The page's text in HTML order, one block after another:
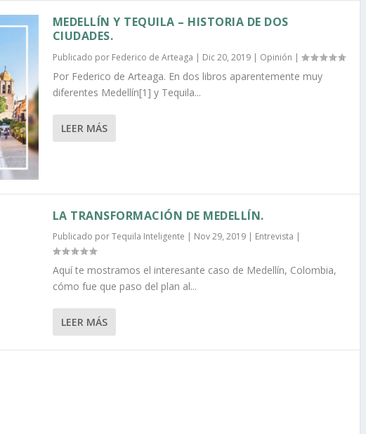
MEDELLÍN Y TEQUILA – HISTORIA DE DOS
CIUDADES.
Publicado por Federico de Arteaga | Dic 20, 2019| Opinión |
Por Federico de Arteaga. En dos libros aparentemente muy
diferentes Medellín[1] y Tequila...
LEER MÁS
LA TRANSFORMACIÓN DE MEDELLÍN.
Publicado porTequila Inteligente | Nov 29, 2019| Entrevista |
Aquí te mostramos el interesante caso de Medellín, Colombia,
cómo fue que paso del plan al...
LEER MÁS